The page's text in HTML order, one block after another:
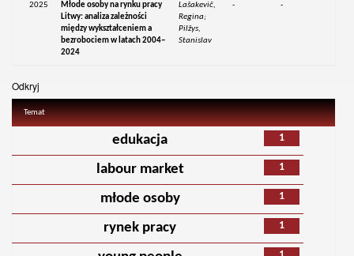
2025
Młode osoby na rynku pracy
Litwy: analiza zależności
między wykształceniem a
bezrobociem w latach 2004–
2024
Lašakevič,
Regina;
Pilžys,
Stanislav
- -
Odkryj
Temat
1
edukacja
1
labour market
1
młode osoby
1
rynek pracy